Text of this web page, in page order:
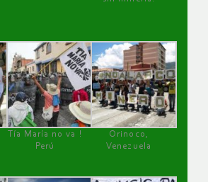
Tía María no va !
Perú
Orinoco,
Venezuela